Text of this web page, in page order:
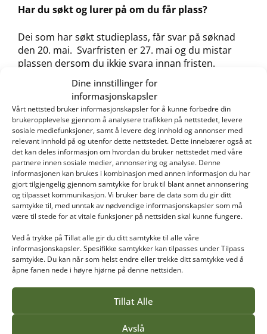
Dine innstillinger for
informasjonskapsler
Vårt nettsted bruker informasjonskapsler for å kunne forbedre din
brukeropplevelse gjennom å analysere trafikken på nettstedet, levere
sosiale mediefunksjoner, samt å levere deg innhold og annonser med
relevant innhold på og utenfor dette nettstedet. Dette innebærer også at
det kan deles informasjon om hvordan du bruker nettstedet med våre
partnere innen sosiale medier, annonsering og analyse. Denne
informasjonen kan brukes i kombinasjon med annen informasjon du har
gjort tilgjengelig gjennom samtykke for bruk til blant annet annonsering
og tilpasset kommunikasjon. Vi bruker bare de data som du gir ditt
samtykke til, med unntak av nødvendige informasjonskapsler som må
være til stede for at vitale funksjoner på nettsiden skal kunne fungere.
Ved å trykke på Tillat alle gir du ditt samtykke til alle våre
informasjonskapsler. Spesifikke samtykker kan tilpasses under Tilpass
samtykke. Du kan når som helst endre eller trekke ditt samtykke ved å
åpne fanen nede i høyre hjørne på denne nettsiden.
Tillat Alle
Avslå
Har du søkt og lurer på om du får plass?
Dei som har søkt studieplass, får svar på søknad
den 20. mai. Svarfristen er 27. mai og du mistar
plassen dersom du ikkje svara innan fristen.
Restplassar
Skal du søkje på eventuelle ledige studieplassar,
blir desse lagt ut den 24. mai påSamordna opptak
Frå 25. mai kl. 09.00 kan du søkje på desse
plassane. Me anbefaler at dei som er interessert
finn fram alt av vitnemål og attester til denne
datoen og sit klare for å søkje.
Det er fortløpande opptak til dei ledige plassane.
Det vil seie at du må søkje så raskt som mogleg frå
dette tidspunktet. Dersom det er fleire søkjarar
enn ledige studieplassar, vil ikkje alle få tilbod om
studieplass. Det er dei første som har søkt og er
kvalifisert som får tilbod.
Lista over ledige studieplassar blir oppdatert
jamleg, og det kan kome nye studium på lista etter